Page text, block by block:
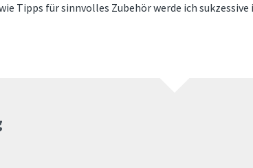
Tipps für sinnvolles Zubehör werde ich